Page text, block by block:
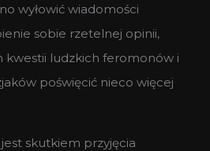
wyłowić wiadomości
sobie rzetelnej opinii,
kwestii ludzkich feromonów i
poświęcić nieco więcej
skutkiem przyjęcia